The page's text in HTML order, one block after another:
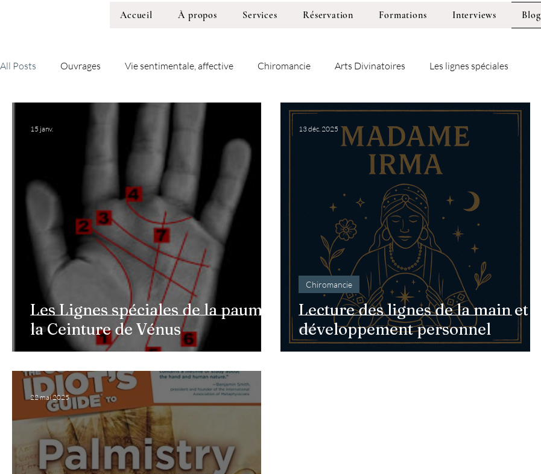
Accueil À propos Services Réservation Formations Interviews Blog
All Posts Ouvrages Vie sentimentale, affective Chiromancie Arts Divinatoires Les lignes spéciales
Les Lignes spéciales de la paume :
la Ceinture de Vénus
15 janv.
Lecture des lignes de la main et
développement personnel
Chiromancie
13 déc. 2025
22 mai 2025